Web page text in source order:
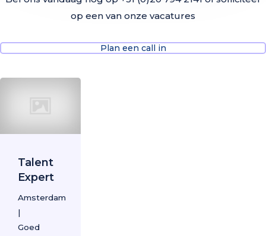
op een van onze vacatures
Plan een call in
Talent
Expert
Amsterdam
|
Goed